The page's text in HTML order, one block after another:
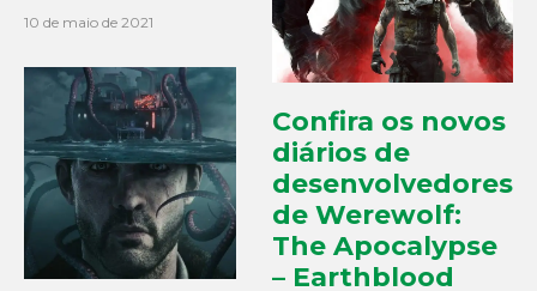
10 de maio de 2021
Confira os novos
diários de
desenvolvedores
de Werewolf:
The Apocalypse
– Earthblood